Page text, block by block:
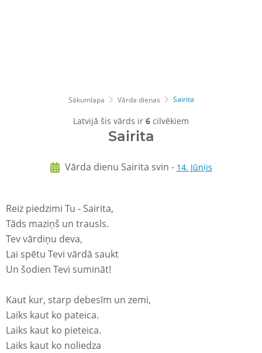
Sākumlapa Vārda dienas Sairita
Latvijā šis vārds ir 6 cilvēkiem
Sairita
Vārda dienu Sairita svin - 14. Jūnijs
Reiz piedzimi Tu - Sairita,
Tāds maziņš un trausls.
Tev vārdiņu deva,
Lai spētu Tevi vārdā saukt
Un šodien Tevi sumināt!
Kaut kur, starp debesīm un zemi,
Laiks kaut ko pateica.
Laiks kaut ko pieteica.
Laiks kaut ko noliedza